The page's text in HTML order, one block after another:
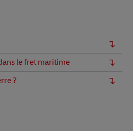
le fret maritime
?